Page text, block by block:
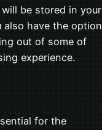
be stored in your
also have the option
out of some of
experience.
for the